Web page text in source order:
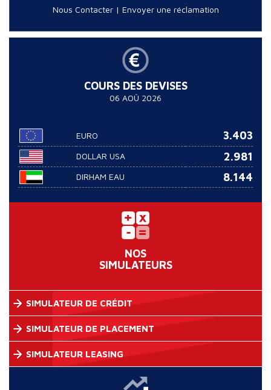
Nous Contacter| Envoyer une réclamation
COURS DES DEVISES
06 AOÛ 2026
EURO 3.403
DOLLAR USA 2.981
DIRHAM EAU 8.144
NOS
SIMULATEURS
SIMULATEUR DE CRÉDIT
SIMULATEUR DE PLACEMENT
SIMULATEUR LEASING